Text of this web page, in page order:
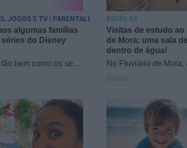
algumas famílias
do Disney
bem como os seus
JOGOS E TV | PARENTALIDADE
Visitas de estudo ao
de Mora: uma sala
dentro de água!
No Fluviário de Mora,
ESCOLAS